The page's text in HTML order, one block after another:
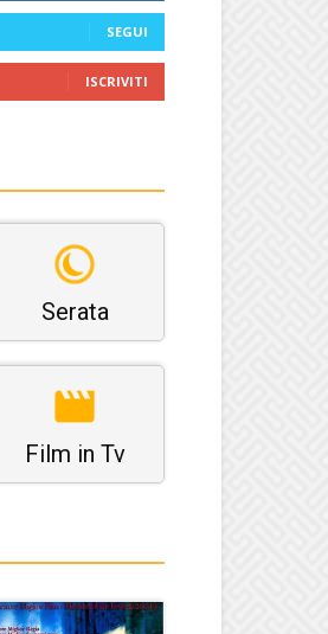
SEGUI
ISCRIVITI
Serata
Film in Tv